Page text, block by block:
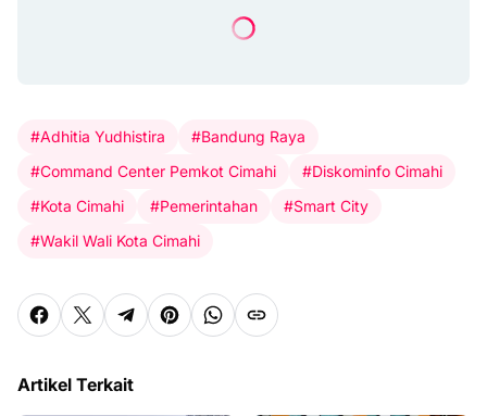
#Adhitia Yudhistira
#Bandung Raya
#Command Center Pemkot Cimahi
#Diskominfo Cimahi
#Kota Cimahi
#Pemerintahan
#Smart City
#Wakil Wali Kota Cimahi
Artikel Terkait